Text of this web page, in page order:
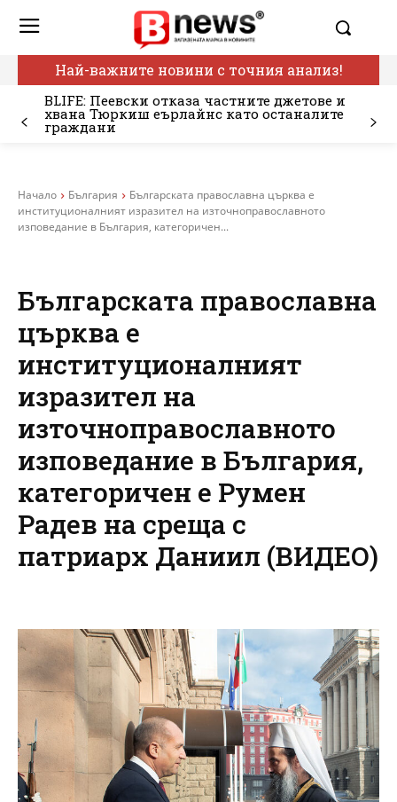
Най-важните новини с точния анализ!
BLIFE: Пеевски отказа частните джетове и
хвана Тюркиш еърлайнс като останалите
граждани
Начало България
Българската православна църква е
институционалният изразител на източноправославното
изповедание в България, категоричен...
Българската православна
църква е
институционалният
изразител на
източноправославното
изповедание в България,
категоричен е Румен
Радев на среща с
патриарх Даниил (ВИДЕО)